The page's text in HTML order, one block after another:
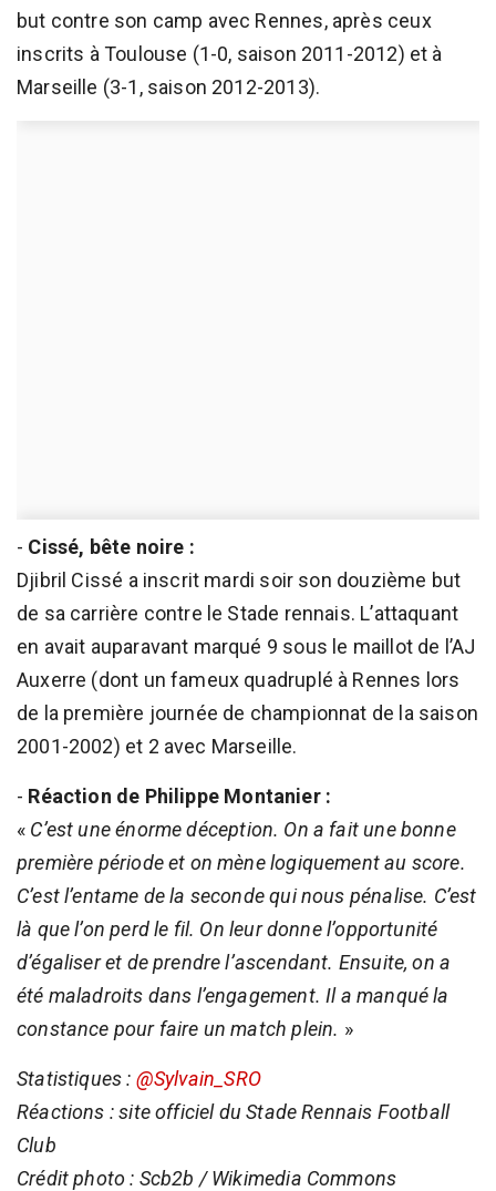
but contre son camp avec Rennes, après ceux
inscrits à Toulouse (1-0, saison 2011-2012) et à
Marseille (3-1, saison 2012-2013).
- Cissé, bête noire :
Djibril Cissé a inscrit mardi soir son douzième but
de sa carrière contre le Stade rennais. L’attaquant
en avait auparavant marqué 9 sous le maillot de l’AJ
Auxerre (dont un fameux quadruplé à Rennes lors
de la première journée de championnat de la saison
2001-2002) et 2 avec Marseille.
- Réaction de Philippe Montanier :
« C’est une énorme déception. On a fait une bonne
première période et on mène logiquement au score.
C’est l’entame de la seconde qui nous pénalise. C’est
là que l’on perd le fil. On leur donne l’opportunité
d’égaliser et de prendre l’ascendant. Ensuite, on a
été maladroits dans l’engagement. Il a manqué la
constance pour faire un match plein. »
Statistiques : @Sylvain_SRO
Réactions : site officiel du Stade Rennais Football
Club
Crédit photo : Scb2b / Wikimedia Commons